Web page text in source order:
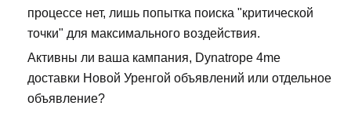
процессе нет, лишь попытка поиска "критической
точки" для максимального воздействия.
Активны ли ваша кампания, Dynatrope 4me
доставки Новой Уренгой объявлений или отдельное
объявление?